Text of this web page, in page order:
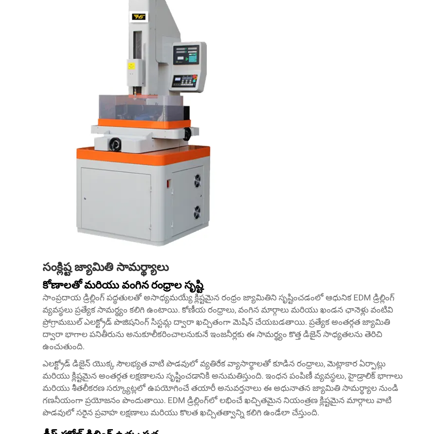
సంక్లిష్ట జ్యామితి సామర్థ్యాలు
కోణాలతో మరియు వంగిన రంధ్రాల సృష్టి
సాంప్రదాయ డ్రిల్లింగ్ పద్ధతులతో అసాధ్యమయ్యే క్లిష్టమైన రంధ్రం జ్యామితిని సృష్టించడంలో ఆధునిక EDM డ్రిల్లింగ్
వ్యవస్థలు ప్రత్యేక సామర్థ్యం కలిగి ఉంటాయి. కోణీయ రంధ్రాలు, వంగిన మార్గాలు మరియు ఖండన ఛానెళ్లు వంటివి
ప్రోగ్రామబుల్ ఎలక్ట్రోడ్ పొజిషనింగ్ సిస్టమ్ల ద్వారా ఖచ్చితంగా మెషిన్ చేయబడతాయి. ప్రత్యేక అంతర్గత జ్యామితి
ద్వారా భాగాల పనితీరును అనుకూలీకరించాలనుకునే ఇంజనీర్లకు ఈ సామర్థ్యం కొత్త డిజైన్ సాధ్యతలను తెరిచి
ఉంచుతుంది.
ఎలక్ట్రోడ్ డిజైన్ యొక్క సౌలభ్యత వాటి పొడవులో వ్యతిరేక వ్యాసార్థాలతో కూడిన రంధ్రాలు, మెట్లాకార ఏర్పాట్లు
మరియు క్లిష్టమైన అంతర్గత లక్షణాలను సృష్టించడానికి అనుమతిస్తుంది. ఇంధన పంపిణీ వ్యవస్థలు, హైడ్రాలిక్ భాగాలు
మరియు శీతలీకరణ సర్క్యూట్లలో ఉపయోగించే తయారీ అనువర్తనాలు ఈ అధునాతన జ్యామితి సామర్థ్యాల నుండి
గణనీయంగా ప్రయోజనం పొందుతాయి. EDM డ్రిల్లింగ్‌లో లభించే ఖచ్చితమైన నియంత్రణ క్లిష్టమైన మార్గాలు వాటి
పొడవులో సరైన ప్రవాహ లక్షణాలు మరియు కొలత ఖచ్చితత్వాన్ని కలిగి ఉండేలా చేస్తుంది.